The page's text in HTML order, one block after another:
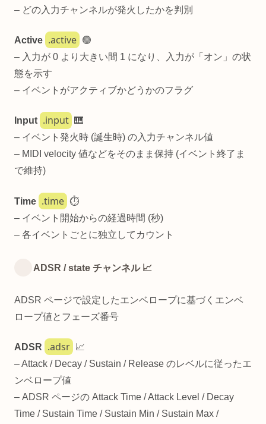
– どの入力チャンネルが発火したかを判別
Active .active
🟢
– 入力が 0 より大きい間 1 になり、入力が「オン」の状
態を示す
– イベントがアクティブかどうかのフラグ
Input .input
🎹
– イベント発火時 (誕生時) の入力チャンネル値
– MIDI velocity 値などをそのまま保持 (イベント終了ま
で維持)
Time .time
⏱️
– イベント開始からの経過時間 (秒)
– 各イベントごとに独立してカウント
ADSR / state チャンネル 📈
ADSR ページで設定したエンベロープに基づくエンベ
ロープ値とフェーズ番号
ADSR .adsr
📈
– Attack / Decay / Sustain / Release のレベルに従ったエ
ンベロープ値
– ADSR ページの Attack Time / Attack Level / Decay
Time / Sustain Time / Sustain Min / Sustain Max /